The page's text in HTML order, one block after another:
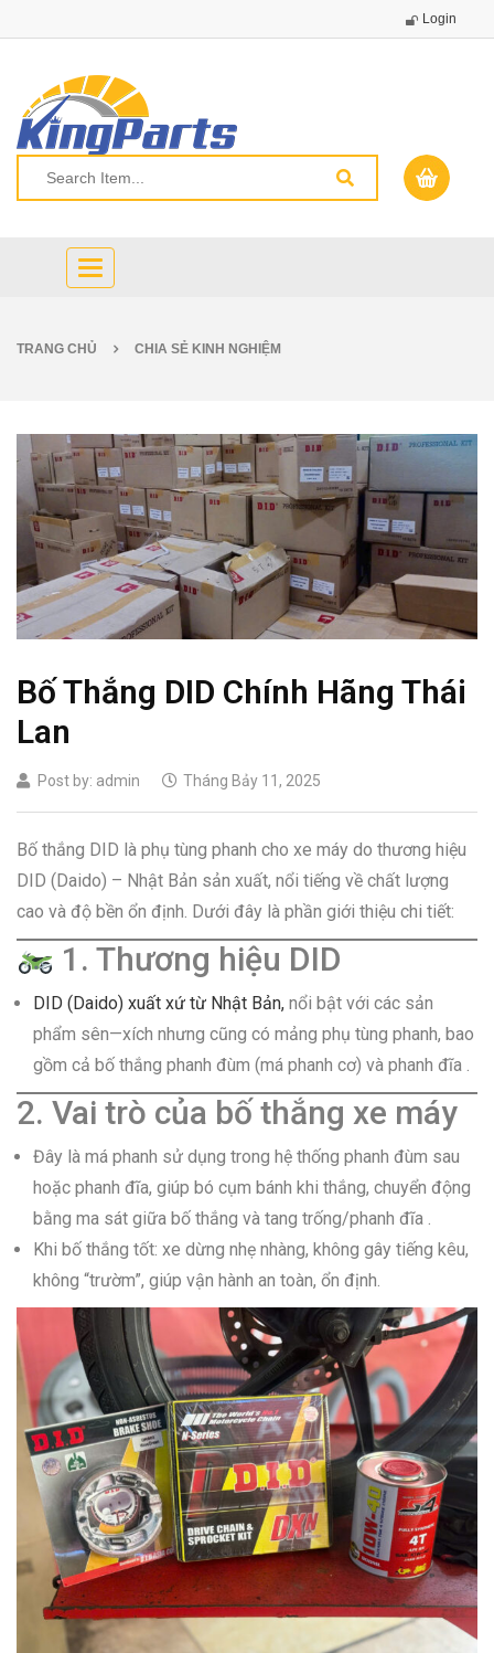
Login
Toggle
navigation
TRANG CHỦ CHIA SẺ KINH NGHIỆM
Bố Thắng DID Chính Hãng Thái
Lan
Post by: admin Tháng Bảy 11, 2025
Bố thắng DID là phụ tùng phanh cho xe máy do thương hiệu
DID (Daido) – Nhật Bản sản xuất, nổi tiếng về chất lượng
cao và độ bền ổn định. Dưới đây là phần giới thiệu chi tiết:
1. Thương hiệu DID
DID (Daido) xuất xứ từ Nhật Bản, nổi bật với các sản
phẩm sên—xích nhưng cũng có mảng phụ tùng phanh, bao
gồm cả bố thắng phanh đùm (má phanh cơ) và phanh đĩa .
2. Vai trò của bố thắng xe máy
Đây là má phanh sử dụng trong hệ thống phanh đùm sau
hoặc phanh đĩa, giúp bó cụm bánh khi thắng, chuyển động
bằng ma sát giữa bố thắng và tang trống/phanh đĩa .
Khi bố thắng tốt: xe dừng nhẹ nhàng, không gây tiếng kêu,
không “trườm”, giúp vận hành an toàn, ổn định.